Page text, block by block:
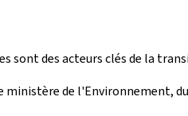
sont des acteurs clés de la
de l'Environnement,